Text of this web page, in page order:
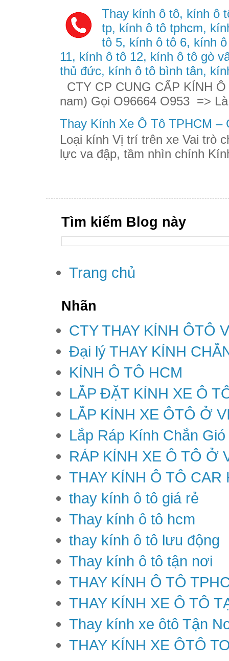
Thay kính ô tô, kính ô
tp, kính ô tô tphcm,
tô 5, kính ô tô 6, kính
11, kính ô tô 12, kính ô tô gò
thủ đức, kính ô tô bình tân,
CTY CP CUNG CẤP KÍNH
nam) Gọi O96664 O953 =>
Thay Kính Xe Ô Tô TPHCM –
Loại kính Vị trí trên xe Vai trò
lực va đập, tầm nhìn chính
Tìm kiếm Blog này
Trang chủ
Nhãn
CTY THAY KÍNH ÔTÔ
Đại lý THAY KÍNH
KÍNH Ô TÔ HCM
LẮP ĐẶT KÍNH XE Ô
LẮP KÍNH XE ÔTÔ Ở
Lắp Ráp Kính Chắn
RÁP KÍNH XE Ô TÔ Ở
THAY KÍNH Ô TÔ CAR
thay kính ô tô giá rẻ
Thay kính ô tô hcm
thay kính ô tô lưu động
Thay kính ô tô tận nơi
THAY KÍNH Ô TÔ
THAY KÍNH XE Ô TÔ
Thay kính xe ôtô Tận
THAY KÍNH XE ÔTÔ